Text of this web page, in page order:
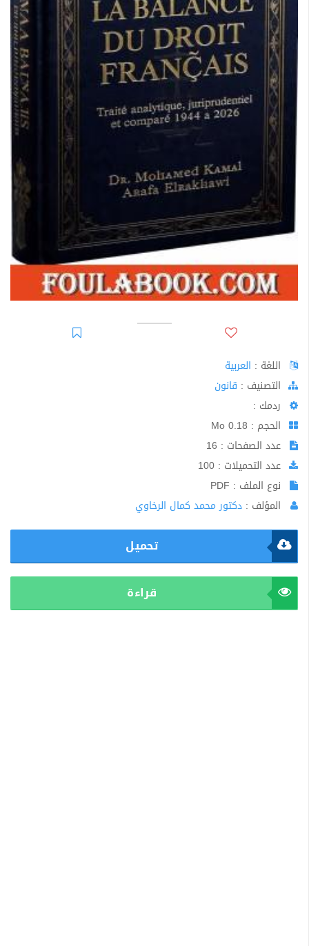
اللغة : العربية
اﻟﺘﺼﻨﻴﻒ : قانون
ردمك :
الحجم : 0.18 Mo
عدد الصفحات : 16
عدد التحميلات : 100
نوع الملف : PDF
المؤلف : دكتور محمد كمال الرخاوي
تحميل
قراءة